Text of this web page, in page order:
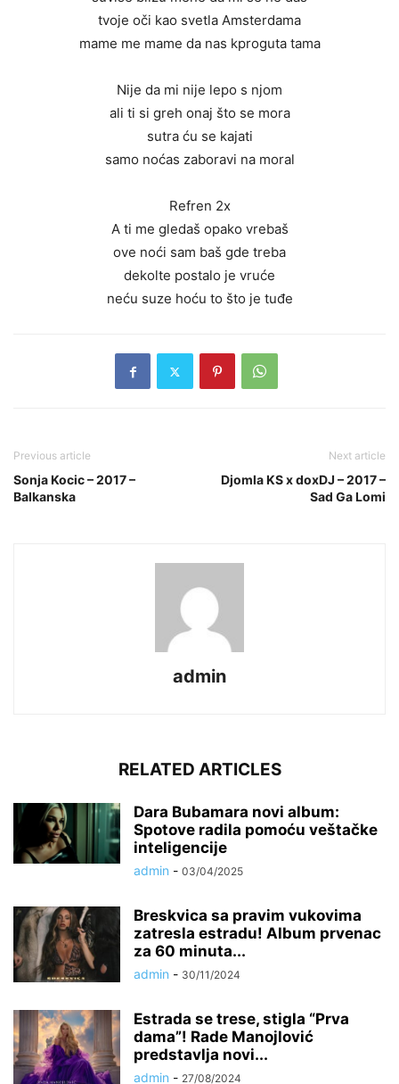
tvoje oči kao svetla Amsterdama
mame me mame da nas kproguta tama
Nije da mi nije lepo s njom
ali ti si greh onaj što se mora
sutra ću se kajati
samo noćas zaboravi na moral
Refren 2x
A ti me gledaš opako vrebaš
ove noći sam baš gde treba
dekolte postalo je vruće
neću suze hoću to što je tuđe
Previous article
Sonja Kocic – 2017 –
Balkanska
Next article
Djomla KS x doxDJ – 2017 –
Sad Ga Lomi
admin
RELATED ARTICLES
Dara Bubamara novi album:
Spotove radila pomoću veštačke
inteligencije
admin - 03/04/2025
Breskvica sa pravim vukovima
zatresla estradu! Album prvenac
za 60 minuta...
admin - 30/11/2024
Estrada se trese, stigla “Prva
dama”! Rade Manojlović
predstavlja novi...
admin - 27/08/2024